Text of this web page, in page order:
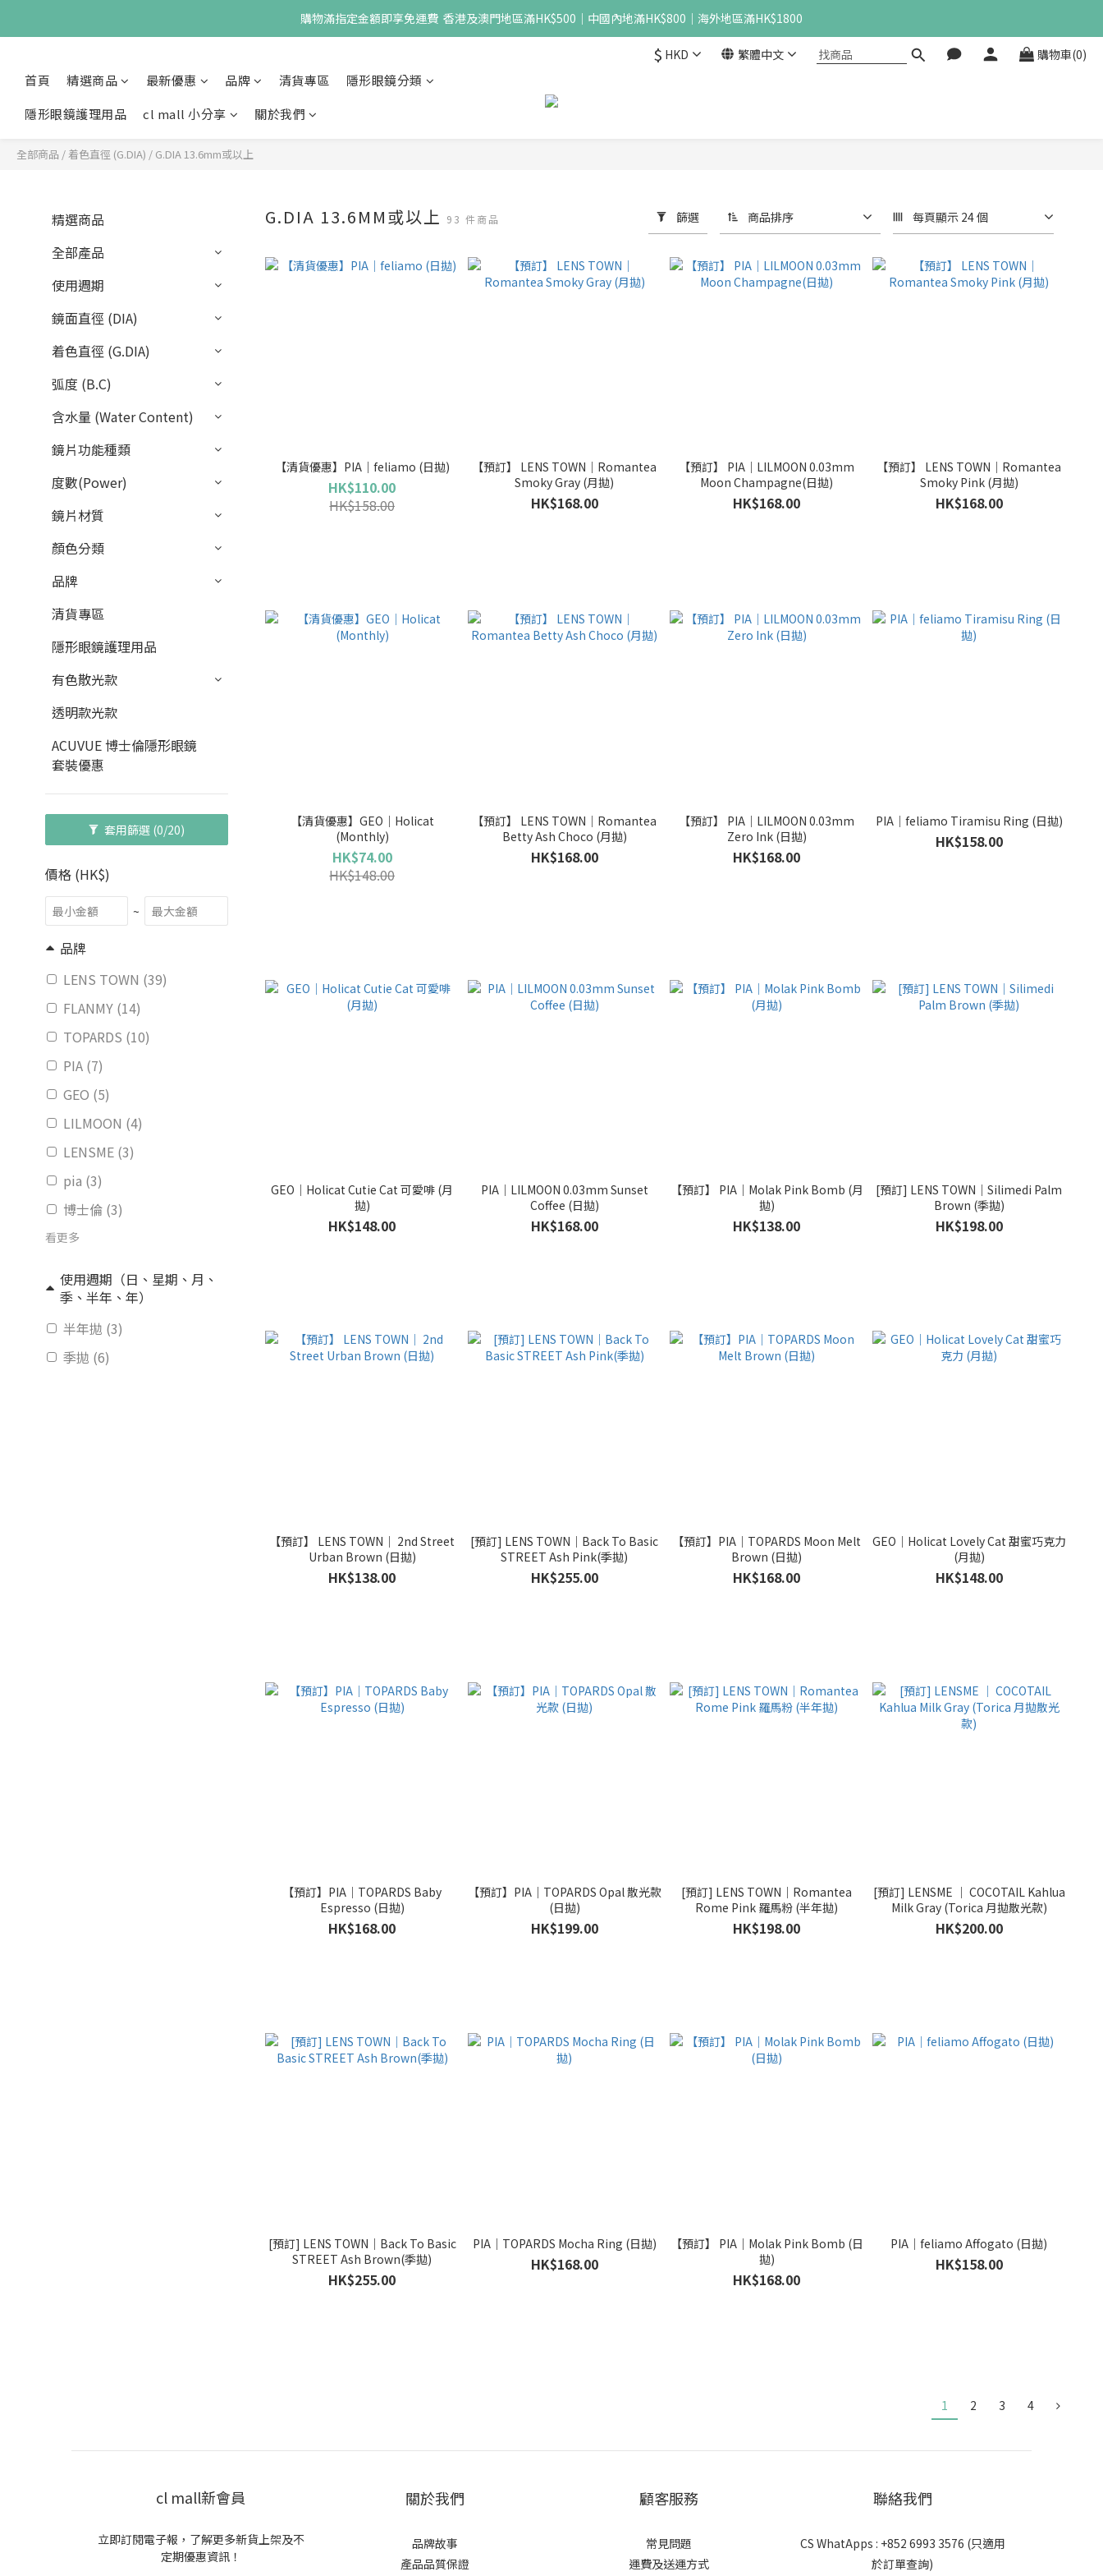
購物滿指定金額即享免運費  香港及澳門地區滿HK$500｜中國內地滿HK$800｜海外地區滿HK$1800
$ HKD 繁體中文 購物車(0)
首頁 精選商品 最新優惠 品牌 清貨專區
隱形眼鏡分類
隱形眼鏡護理用品
cl mall 小分享 關於我們
全部商品 /着色直徑 (G.DIA) / G.DIA 13.6mm或以上
精選商品
全部產品
使用週期
鏡面直徑 (DIA)
着色直徑 (G.DIA)
弧度 (B.C)
含水量 (Water Content)
鏡片功能種類
度數(Power)
鏡片材質
顏色分類
品牌
清貨專區
隱形眼鏡護理用品
有色散光款
透明款光款
ACUVUE 博士倫隱形眼鏡
套裝優惠
套用篩選 (0/20)
價格 (HK$)
~
品牌
LENS TOWN (39)
FLANMY (14)
TOPARDS (10)
PIA (7)
GEO (5)
LILMOON (4)
LENSME (3)
pia (3)
博士倫 (3)
看更多
使用週期（日、星期、月、
季、半年、年）
半年拋 (3)
季拋 (6)
G.DIA 13.6MM或以上 93 件商品 篩選 商品排序 每頁顯示 24 個
【清貨優惠】PIA｜feliamo (日拋)
HK$110.00
HK$158.00
【預訂】 LENS TOWN｜Romantea
Smoky Gray (月拋)
HK$168.00
【預訂】 PIA｜LILMOON 0.03mm
Moon Champagne(日拋)
HK$168.00
【預訂】 LENS TOWN｜Romantea
Smoky Pink (月拋)
HK$168.00
【清貨優惠】GEO｜Holicat
(Monthly)
HK$74.00
HK$148.00
【預訂】 LENS TOWN｜Romantea
Betty Ash Choco (月拋)
HK$168.00
【預訂】 PIA｜LILMOON 0.03mm
Zero Ink (日拋)
HK$168.00
PIA｜feliamo Tiramisu Ring (日拋)
HK$158.00
GEO｜Holicat Cutie Cat 可愛啡 (月
拋)
HK$148.00
PIA｜LILMOON 0.03mm Sunset
Coffee (日拋)
HK$168.00
【預訂】 PIA｜Molak Pink Bomb (月
拋)
HK$138.00
[預訂] LENS TOWN｜Silimedi Palm
Brown (季拋)
HK$198.00
【預訂】 LENS TOWN｜ 2nd Street
Urban Brown (日拋)
HK$138.00
[預訂] LENS TOWN｜Back To Basic
STREET Ash Pink(季拋)
HK$255.00
【預訂】PIA｜TOPARDS Moon Melt
Brown (日拋)
HK$168.00
GEO｜Holicat Lovely Cat 甜蜜巧克力
(月拋)
HK$148.00
【預訂】PIA｜TOPARDS Baby
Espresso (日拋)
HK$168.00
【預訂】PIA｜TOPARDS Opal 散光款
(日拋)
HK$199.00
[預訂] LENS TOWN｜Romantea
Rome Pink 羅馬粉 (半年拋)
HK$198.00
[預訂] LENSME ｜ COCOTAIL Kahlua
Milk Gray (Torica 月拋散光款)
HK$200.00
[預訂] LENS TOWN｜Back To Basic
STREET Ash Brown(季拋)
HK$255.00
PIA｜TOPARDS Mocha Ring (日拋)
HK$168.00
【預訂】 PIA｜Molak Pink Bomb (日
拋)
HK$168.00
PIA｜feliamo Affogato (日拋)
HK$158.00
1 2 3 4
cl mall新會員
立即訂閱電子報，了解更多新貨上架及不
定期優惠資訊！
關於我們
品牌故事
產品品質保證
顧客服務
常見問題
運費及送運方式
聯絡我們
CS WhatApps : +852 6993 3576 (只適用
於訂單查詢)